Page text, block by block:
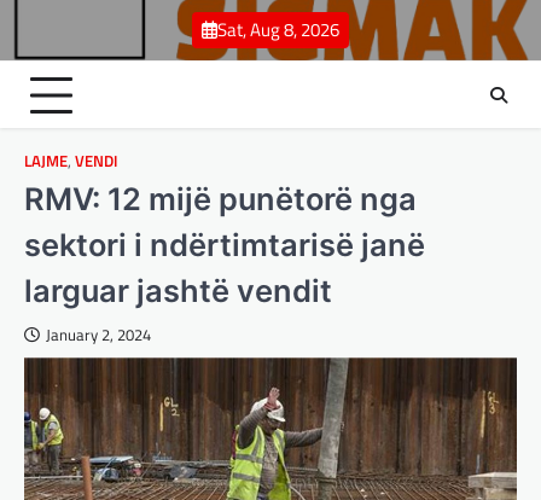
content
Sat, Aug 8, 2026
LAJME, VENDI
RMV: 12 mijë punëtorë nga
sektori i ndërtimtarisë janë
larguar jashtë vendit
January 2, 2024